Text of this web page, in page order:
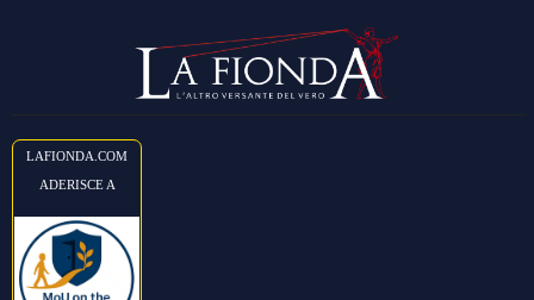
LAFIONDA.COM
ADERISCE A